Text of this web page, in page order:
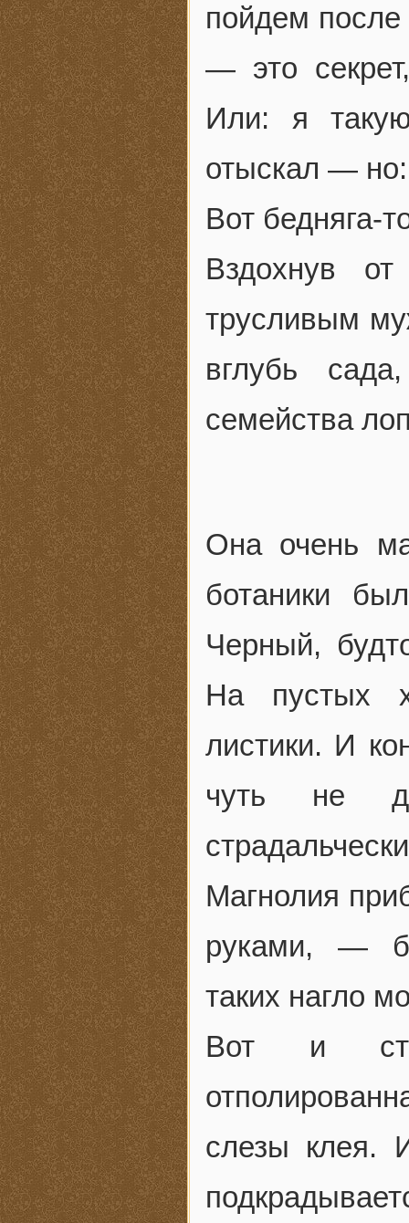
пойдем после
— это
Или: я
отыскал — но:
Вот бедняга-
Вздохнув
трусливым
вглубь
семейства
Она очень
ботаники
Черный,
На пустых
листики. И
чуть не
Магнолия
руками, —
таких нагло
Вот и
слезы клея.